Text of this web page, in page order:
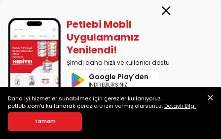
sepetinize ekledikten sonra kredi kartı, banka kartı ve
havale/EFT gibi ödeme seçeneklerinden biriyle siparişinizi
tamamlayabilirsiniz.
Dilerseniz0850 255 10 01numaralı hattı arayarak müşteri
temsilcisi desteğiyle de sipariş oluşturabilirsiniz.
ürün garantisi, hızlı kargo ve güvenli teslimat sistemiyle
Petlebi'den yapacağınız alışverişlerde mama seçiminiz
kadar teslimat süreci de sorunsuz ilerler.
Köpek Konserve ve Yaş Mama İle İlgili Sık Sorulan
Sorular
Konserve ve yaş köpek mamasıyla ilgili kullanıcıların aklında
sıkça benzer sorular oluşur. Bu bölümde, köpeklerde yaş mama
Petlebi Mobil
Uygulamamız
Yenilendi!
Şimdi daha hızlı ve kullanıcı dostu
Google Play'den
İNDİREBİLİRSİNİZ
App Store'dan
Daha iyi hizmetler sunabilmek için çerezler kullanıyoruz.
petlebi.com'u kullanarak çerezlere izin vermiş olursunuz.Detaylı Bilgi
Tamam